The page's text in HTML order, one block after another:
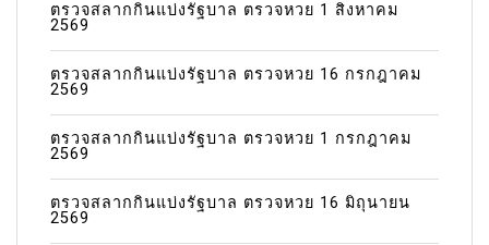
ตรวจสลากกินแบ่งรัฐบาล ตรวจหวย 1 สิงหาคม
2569
ตรวจสลากกินแบ่งรัฐบาล ตรวจหวย 16 กรกฎาคม
2569
ตรวจสลากกินแบ่งรัฐบาล ตรวจหวย 1 กรกฎาคม
2569
ตรวจสลากกินแบ่งรัฐบาล ตรวจหวย 16 มิถุนายน
2569